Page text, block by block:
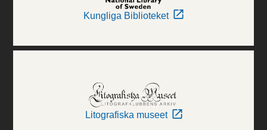
Kungliga Biblioteket
Litografiska museet